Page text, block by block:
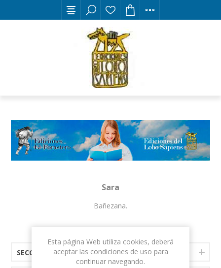
Sara
Bañezana.
SECCIONES
Esta página Web utiliza cookies, deberá
aceptar las condiciones de uso para
continuar navegando.